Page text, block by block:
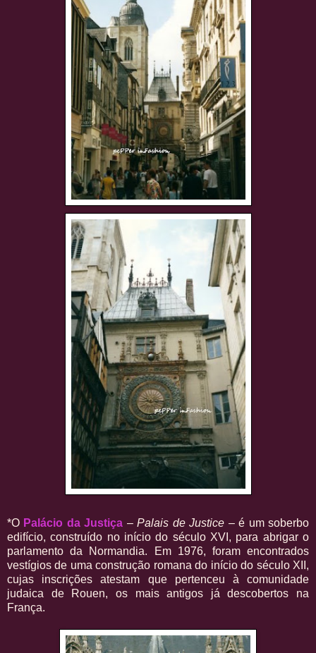
*O Palácio da Justiça –Palais de Justice – é um soberbo
edifício, construído no início do século XVI, para abrigar o
parlamento da Normandia. Em 1976, foram encontrados
vestígios de uma construção romana do início do século XII,
cujas inscrições atestam que pertenceu à comunidade
judaica de Rouen, os mais antigos já descobertos na
França.